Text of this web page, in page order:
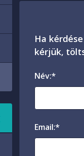
Ha
kérjük,
Név:*
Email:*